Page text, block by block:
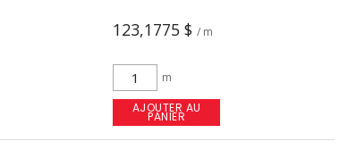
123,1775 $ / m
m
AJOUTER AU
PANIER